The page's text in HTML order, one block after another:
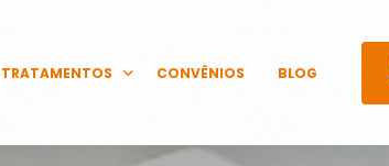
TRATAMENTOS CONVÊNIOS BLOG